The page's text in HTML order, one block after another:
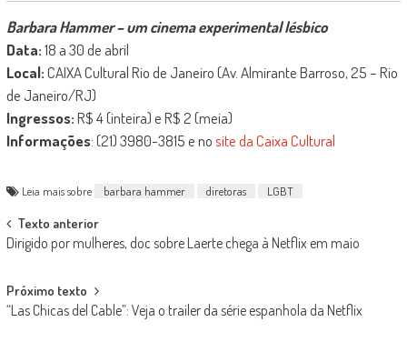
Barbara Hammer – um cinema experimental lésbico
Data:18 a 30 de abril
Local:CAIXA Cultural Rio de Janeiro (Av. Almirante Barroso, 25 – Rio
de Janeiro/RJ)
Ingressos:R$ 4 (inteira) e R$ 2 (meia)
Informações: (21) 3980-3815 e nosite da Caixa Cultural
Leia mais sobre barbara hammer diretoras LGBT
Post
navigation
Texto anterior
Dirigido por mulheres, doc sobre Laerte chega à Netflix em maio
Próximo texto
“Las Chicas del Cable”: Veja o trailer da série espanhola da Netflix